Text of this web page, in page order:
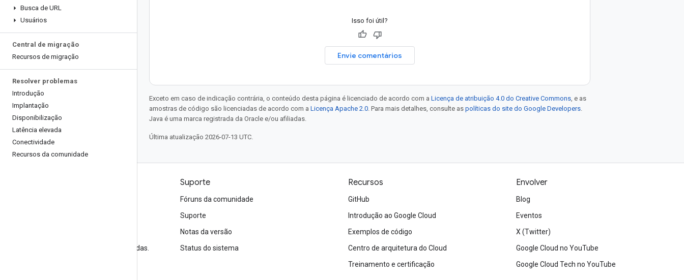
Busca de URL
Usuários
Central de migração
Recursos de migração
Resolver problemas
Introdução
Implantação
Disponibilização
Latência elevada
Conectividade
Recursos da comunidade
Isso foi útil?
Envie comentários
Exceto em caso de indicação contrária, o conteúdo desta página é licenciado de acordo com a Licença de atribuição 4.0 do Creative Commons, e as
amostras de código são licenciadas de acordo com a Licença Apache 2.0. Para mais detalhes, consulte as políticas do site do Google Developers.
Java é uma marca registrada da Oracle e/ou afiliadas.
Última atualização 2026-07-13 UTC.
Entre em contato com a equipe de vendas.
Suporte
Fóruns da comunidade
Suporte
Notas da versão
Status do sistema
Recursos
GitHub
Introdução ao Google Cloud
Exemplos de código
Centro de arquitetura do Cloud
Treinamento e certificação
Envolver
Blog
Eventos
X (Twitter)
Google Cloud no YouTube
Google Cloud Tech no YouTube